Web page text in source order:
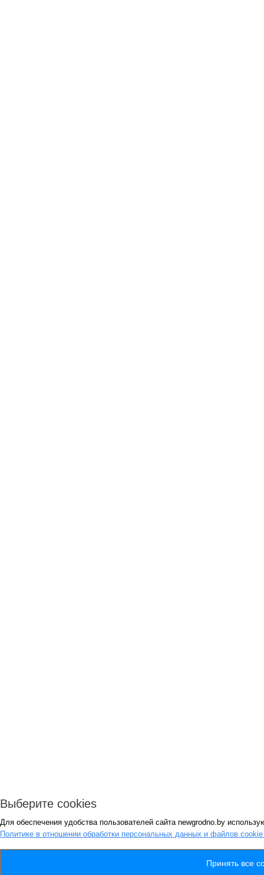
Выберите cookies
Для обеспечения удобства пользователей сайта newgrodno.by
Политике в отношении обработки персональных данных и файлов
Принять все